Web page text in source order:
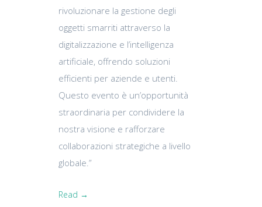
rivoluzionare la gestione degli
oggetti smarriti attraverso la
digitalizzazione e l’intelligenza
artificiale, offrendo soluzioni
efficienti per aziende e utenti.
Questo evento è un’opportunità
straordinaria per condividere la
nostra visione e rafforzare
collaborazioni strategiche a livello
globale.”
Read →